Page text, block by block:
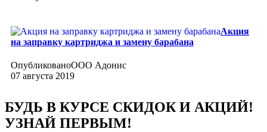
Акция
на заправку картриджа и замену барабана
ОпубликованоООО Адонис
07 августа 2019
БУДЬ В КУРСЕ СКИДОК И АКЦИЙ!
УЗНАЙ ПЕРВЫМ!